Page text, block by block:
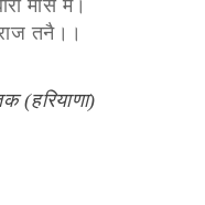
मास में।
तनै।।
(हरियाणा)